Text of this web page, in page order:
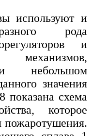
используют и
рода
и
небольшом
значения
показана схема
которое
пожаротушения.